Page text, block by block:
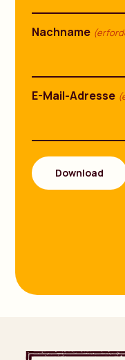
Nachname
E-Mail-Adresse